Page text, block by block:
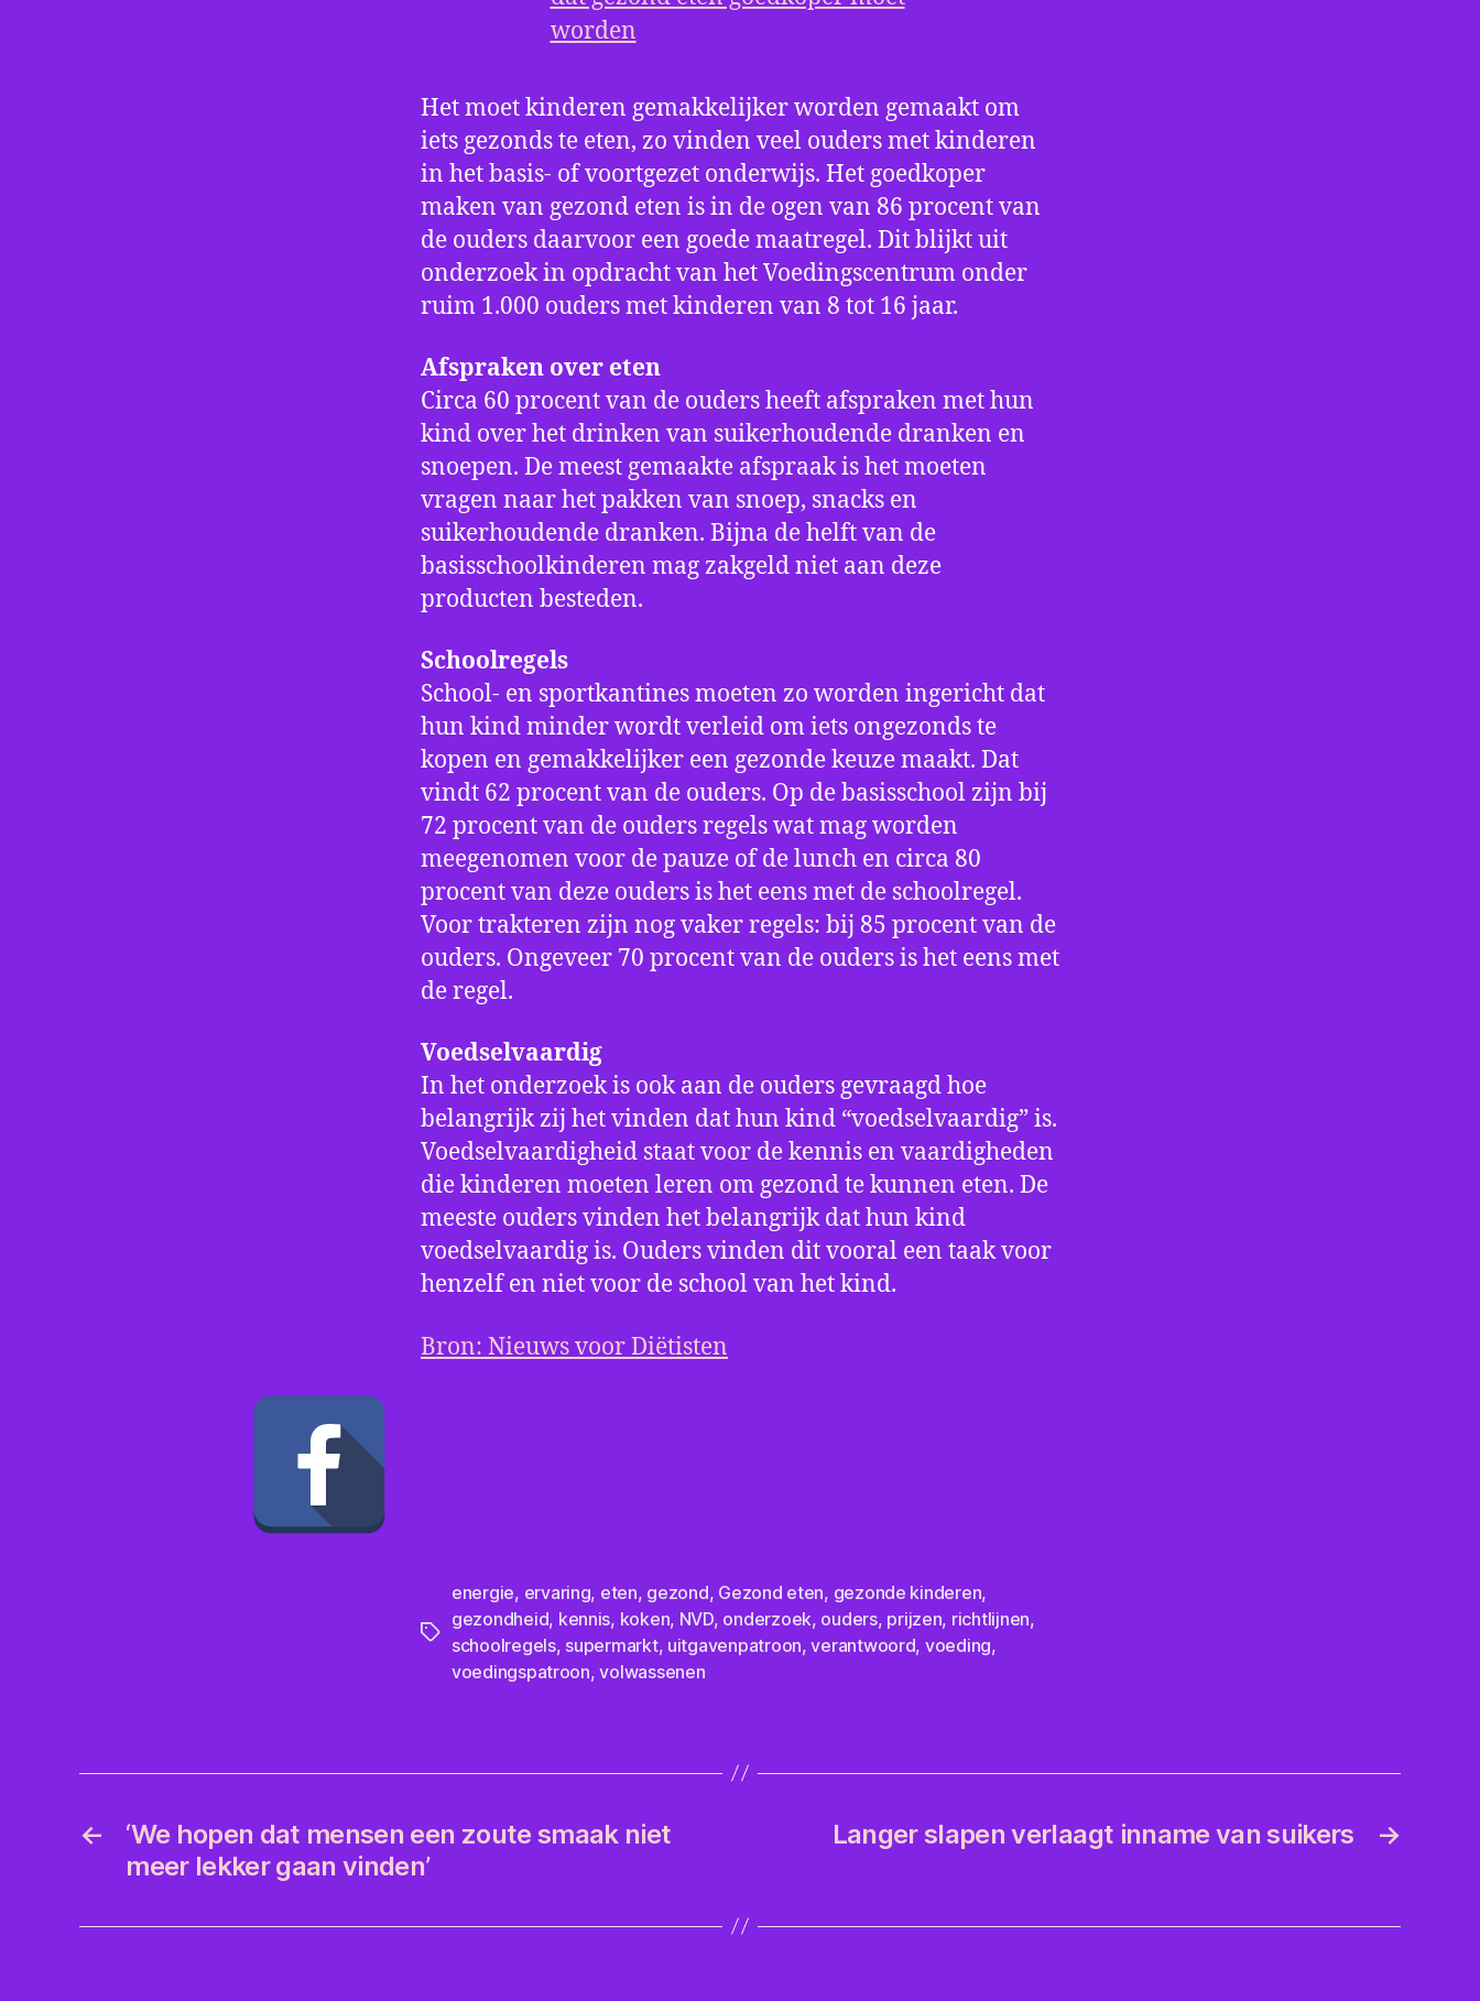
Het moet kinderen gemakkelijker worden gemaakt om
iets gezonds te eten, zo vinden veel ouders met kinderen
in het basis- of voortgezet onderwijs. Het goedkoper
maken van gezond eten is in de ogen van 86 procent van
de ouders daarvoor een goede maatregel. Dit blijkt uit
onderzoek in opdracht van het Voedingscentrum onder
ruim 1.000 ouders met kinderen van 8 tot 16 jaar.
Afspraken over eten
Circa 60 procent van de ouders heeft afspraken met hun
kind over het drinken van suikerhoudende dranken en
snoepen. De meest gemaakte afspraak is het moeten
vragen naar het pakken van snoep, snacks en
suikerhoudende dranken. Bijna de helft van de
basisschoolkinderen mag zakgeld niet aan deze
producten besteden.
Schoolregels
School- en sportkantines moeten zo worden ingericht dat
hun kind minder wordt verleid om iets ongezonds te
kopen en gemakkelijker een gezonde keuze maakt. Dat
vindt 62 procent van de ouders. Op de basisschool zijn bij
72 procent van de ouders regels wat mag worden
meegenomen voor de pauze of de lunch en circa 80
procent van deze ouders is het eens met de schoolregel.
Voor trakteren zijn nog vaker regels: bij 85 procent van de
ouders. Ongeveer 70 procent van de ouders is het eens met
de regel.
Voedselvaardig
In het onderzoek is ook aan de ouders gevraagd hoe
belangrijk zij het vinden dat hun kind “voedselvaardig” is.
Voedselvaardigheid staat voor de kennis en vaardigheden
die kinderen moeten leren om gezond te kunnen eten. De
meeste ouders vinden het belangrijk dat hun kind
voedselvaardig is. Ouders vinden dit vooral een taak voor
henzelf en niet voor de school van het kind.
Bron: Nieuws voor Diëtisten
Tags
energie, ervaring, eten, gezond, Gezond eten, gezonde kinderen,
gezondheid, kennis, koken, NVD, onderzoek, ouders, prijzen, richtlijnen,
schoolregels, supermarkt, uitgavenpatroon,verantwoord, voeding,
voedingspatroon,volwassenen
←
‘We hopen dat mensen een zoute smaak niet
meer lekker gaan vinden’
→
Langer slapen verlaagt inname van suikers